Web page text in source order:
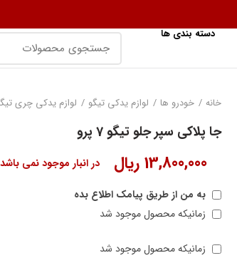
دسته بندی ها
خانه خودرو ها لوازم یدکی تیگو لوازم یدکی چری
جا پلاکی سپر جلو تیگو 7 پرو
13,800,000 ریال در انبار موجود نمی باشد
به من از طریق پیامک اطلاع بده
زمانیکه محصول موجود شد
زمانیکه محصول موجود شد